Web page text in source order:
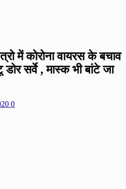
में कोरोना वायरस के बचाव
डोर सर्वे , मास्क भी बांटे जा
0